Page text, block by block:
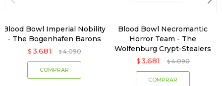
Blood Bowl Imperial Nobility
- The Bogenhafen Barons
$ 3.681 $ 4.090
Blood Bowl Necromantic
Horror Team - The
Wolfenburg Crypt-Stealers
$ 3.681 $ 4.090